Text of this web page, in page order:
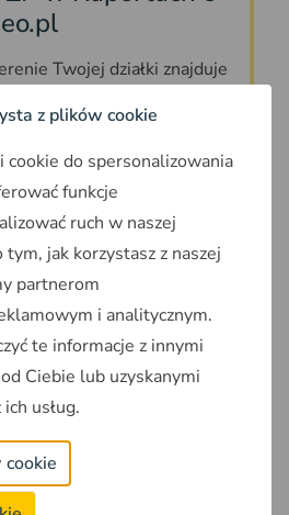
Twojej działki znajduje
którego opracujesz
w procedurze
rolnej na budowlaną. Z
Raport o terenie OnGeo.pl
otrzymasz pełną
oraz zaznaczone na
planów.
objęty MPZP lub
kilku planów, raport
i powierzchniowym
z plików cookie
do spersonalizowania
funkcje
ruch w naszej
jak korzystasz z naszej
partnerom
i analitycznym.
te informacje z innymi
Ciebie lub uzyskanymi
usług.